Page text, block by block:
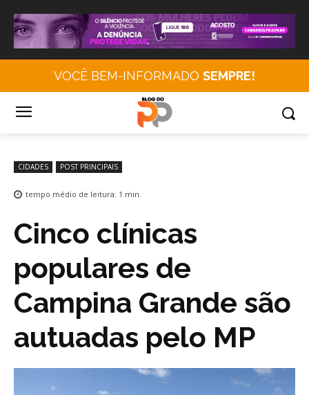
VOCÊ BEM-INFORMADO SEMPRE!
CIDADES POST PRINCIPAIS
tempo médio de leitura: 1 min.
Cinco clínicas
populares de
Campina Grande são
autuadas pelo MP